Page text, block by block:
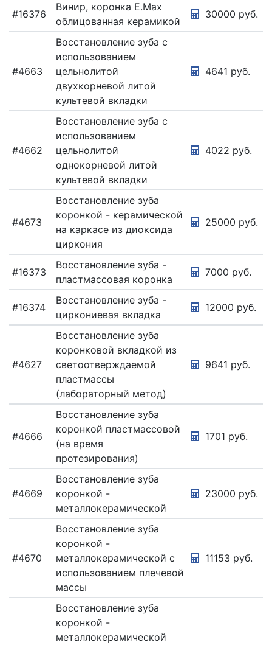
#16376
Винир, коронка E.Max
облицованная керамикой
30000 руб.
#4663
Восстановление зуба с
использованием
цельнолитой
двухкорневой литой
культевой вкладки
4641 руб.
#4662
Восстановление зуба с
использованием
цельнолитой
однокорневой литой
культевой вкладки
4022 руб.
#4673
Восстановление зуба
коронкой - керамической
на каркасе из диоксида
циркония
25000 руб.
#16373
Восстановление зуба -
пластмассовая коронка
7000 руб.
#16374
Восстановление зуба -
циркониевая вкладка
12000 руб.
#4627
Восстановление зуба
коронковой вкладкой из
светоотверждаемой
пластмассы
(лабораторный метод)
9641 руб.
#4666
Восстановление зуба
коронкой пластмассовой
(на время
протезирования)
1701 руб.
#4669
Восстановление зуба
коронкой -
металлокерамической
23000 руб.
#4670
Восстановление зуба
коронкой -
металлокерамической с
использованием плечевой
массы
11153 руб.
Восстановление зуба
коронкой -
металлокерамической